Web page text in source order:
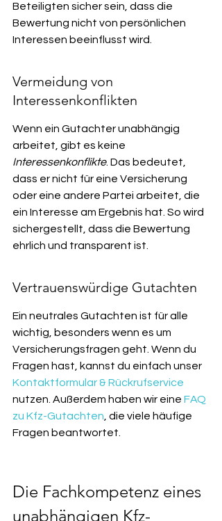
Beteiligten sicher sein, dass die
Bewertung nicht von persönlichen
Interessen beeinflusst wird.
Vermeidung von
Interessenkonflikten
Wenn ein Gutachter unabhängig
arbeitet, gibt es keine
Interessenkonflikte. Das bedeutet,
dass er nicht für eine Versicherung
oder eine andere Partei arbeitet, die
ein Interesse am Ergebnis hat. So wird
sichergestellt, dass die Bewertung
ehrlich und transparent ist.
Vertrauenswürdige Gutachten
Ein neutrales Gutachten ist für alle
wichtig, besonders wenn es um
Versicherungsfragen geht. Wenn du
Fragen hast, kannst du einfach unser
Kontaktformular & Rückrufservice
nutzen. Außerdem haben wir eine FAQ
zu Kfz-Gutachten , die viele häufige
Fragen beantwortet.
Die Fachkompetenz eines
unabhängigen Kfz-